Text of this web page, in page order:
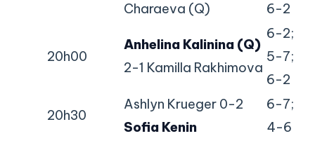
Charaeva (Q)
6-2
20h00
Anhelina Kalinina (Q)
2-1 Kamilla Rakhimova
6-2;
5-7;
6-2
20h30
Ashlyn Krueger 0-2
Sofia Kenin
6-7;
4-6